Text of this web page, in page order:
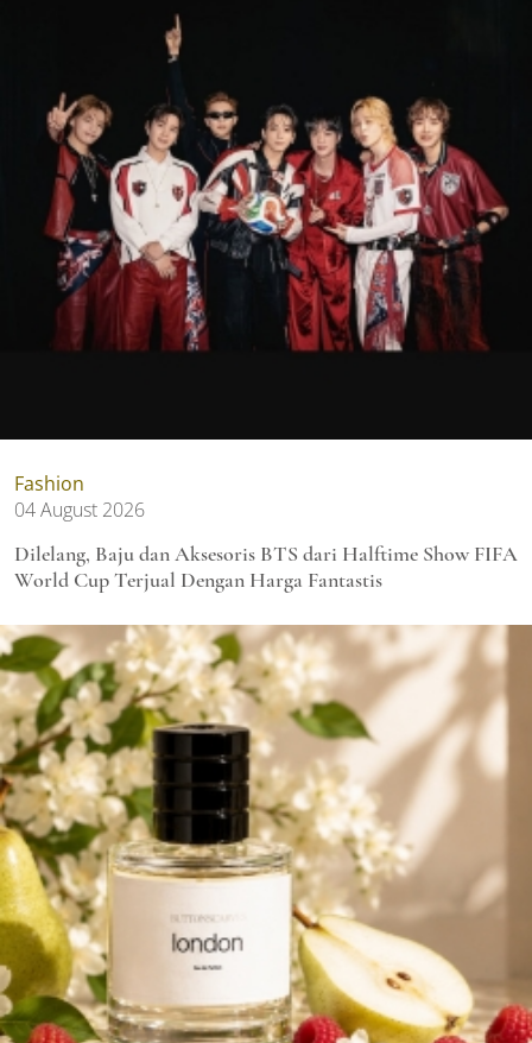
Fashion
04 August 2026
Dilelang, Baju dan Aksesoris BTS dari Halftime Show FIFA
World Cup Terjual Dengan Harga Fantastis